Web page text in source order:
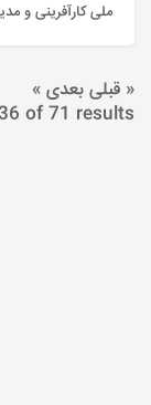
ملی کارآفرینی و
« قبلی بعدی »
of 71 results